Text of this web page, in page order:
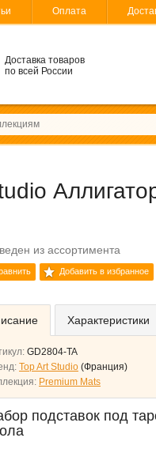
Оплата
Доставка товаров
по всей России
из ассортимента
Добавить в избранное
Характеристики
GD2804-TA
Top Art Studio (Франция)
Premium Mats
подставок под